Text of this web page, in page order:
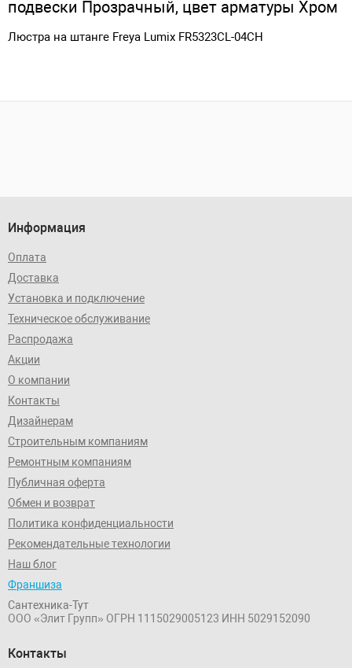
подвески Прозрачный, цвет арматуры Хром
Люстра на штанге Freya Lumix FR5323CL-04CH
Информация
Оплата
Доставка
Установка и подключение
Техническое обслуживание
Распродажа
Акции
О компании
Контакты
Дизайнерам
Строительным компаниям
Ремонтным компаниям
Публичная оферта
Обмен и возврат
Политика конфиденциальности
Рекомендательные технологии
Наш блог
Франшиза
Сантехника-Тут
ООО «Элит Групп» ОГРН 1115029005123 ИНН 5029152090
Контакты